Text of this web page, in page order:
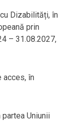
Dizabilități, în
prin
– 31.08.2027,
acces, în
Uniunii